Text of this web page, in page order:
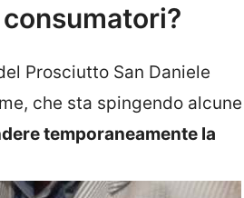
Prosciutto San Daniele
che sta spingendo alcune
temporaneamente la